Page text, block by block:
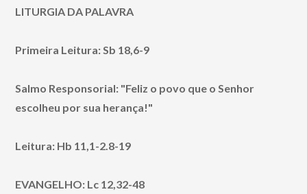
LITURGIA DA PALAVRA
Primeira Leitura: Sb 18,6-9
Salmo Responsorial: "Feliz o povo que o Senhor
escolheu por sua herança!"
Leitura: Hb 11,1-2.8-19
EVANGELHO: Lc 12,32-48